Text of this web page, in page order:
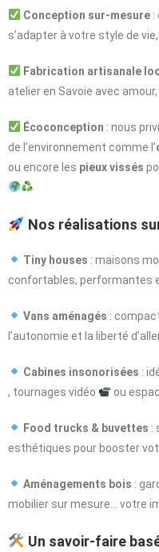
Conception sur-mesure:
s’adapter à votre style de
Fabrication artisanale
atelier en Savoie avec
Écoconception : nous
de l’environnement comme l’
ou encore les pieux vissés
Nos réalisations
Tiny houses : maisons
confortables, performantes
Vans aménagés :
l’autonomie et la liberté
Cabines insonorisées :
, tournages vidéo
ou
Food trucks & buvettes :
esthétiques pour booster
Aménagements bois :
mobilier sur mesure… votre
Un savoir-faire